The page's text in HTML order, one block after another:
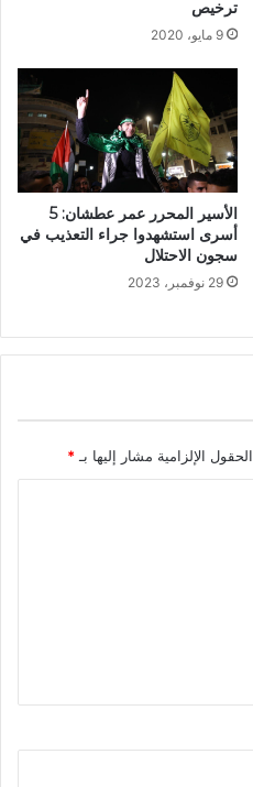
ترخيص
9 مايو، 2020
الأسير المحرر عمر عطشان: 5
أسرى استشهدوا جراء التعذيب في
سجون الاحتلال
29 نوفمبر، 2023
الحقول الإلزامية مشار إليها بـ*